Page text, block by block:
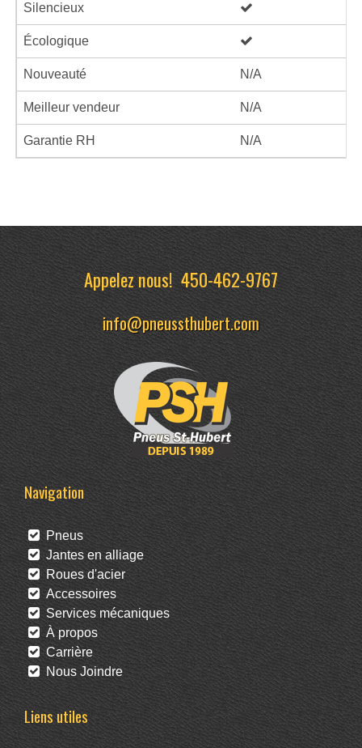
Silencieux
Écologique
Nouveauté N/A
Meilleur vendeur N/A
Garantie RH N/A
Appelez nous!450-462-9767
info@pneussthubert.com
Navigation
Pneus
Jantes en alliage
Roues d'acier
Accessoires
Services mécaniques
À propos
Carrière
Nous Joindre
Liens utiles